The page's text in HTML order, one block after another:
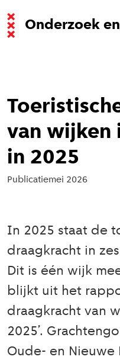
Onderzoek
van wijken
in 2025
Publicatiemei 2026
In 2025 staat de
draagkracht in
Dit is één wijk
blijkt uit het
draagkracht van
2025’.
Oude- en Nieuwe